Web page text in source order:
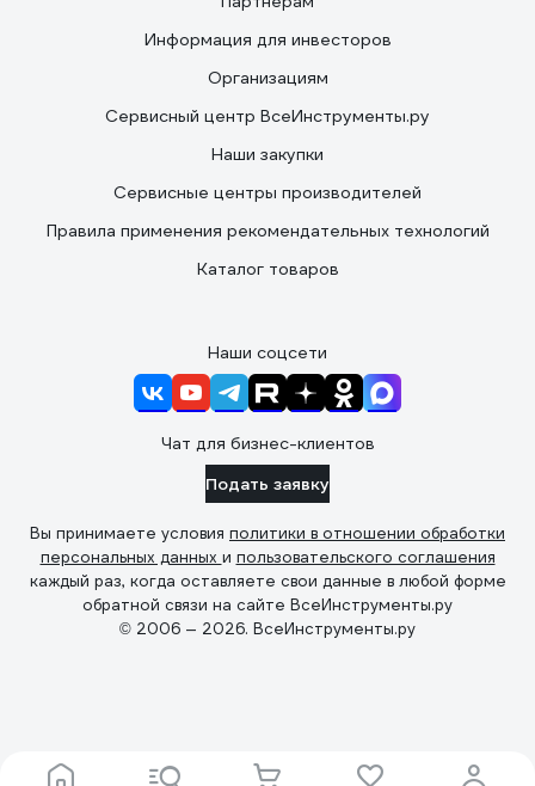
Информация для инвесторов
Организациям
Сервисный центр ВсеИнструменты.ру
Наши закупки
Сервисные центры производителей
Правила применения рекомендательных технологий
Каталог товаров
Наши соцсети
Чат для бизнес-клиентов
Подать заявку
Вы принимаете условия политики в отношении обработки
персональных данных и пользовательского соглашения
каждый раз, когда оставляете свои данные в любой форме
обратной связи на сайте ВсеИнструменты.ру
© 2006 — 2026. ВсеИнструменты.ру